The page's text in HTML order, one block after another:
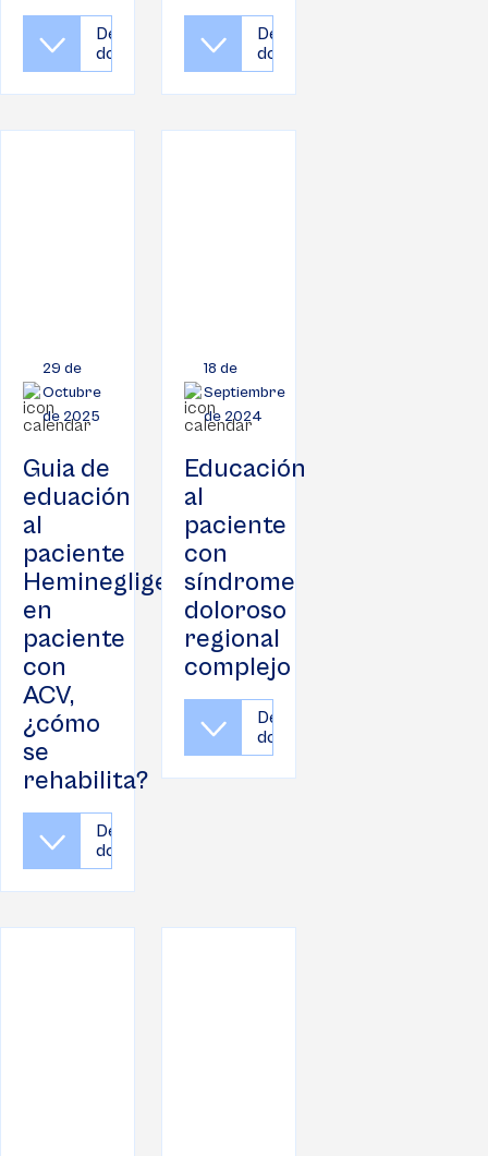
Descargar
documento
Descargar
documento
29 de
Octubre
de 2025
Guia de
eduación
al
paciente
Heminegligencia
en
paciente
con
ACV,
¿cómo
se
rehabilita?
Descargar
documento
18 de
Septiembre
de 2024
Educación
al
paciente
con
síndrome
doloroso
regional
complejo
Descargar
documento